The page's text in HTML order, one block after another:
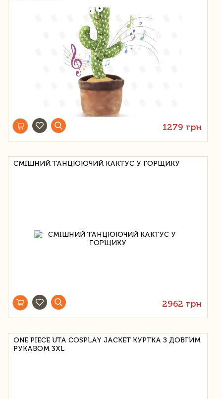
1279 грн
СМІШНИЙ ТАНЦЮЮЧИЙ КАКТУС У ГОРЩИКУ
2962 грн
ONE PIECE UTA COSPLAY JACKET КУРТКА З ДОВГИМ
РУКАВОМ 3XL